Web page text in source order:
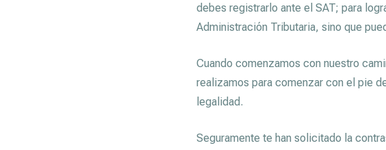
debes registrarlo ante el SAT; para
Administración Tributaria, sino que
Cuando comenzamos con nuestro
realizamos para comenzar con el pie
legalidad.
Seguramente te han solicitado la